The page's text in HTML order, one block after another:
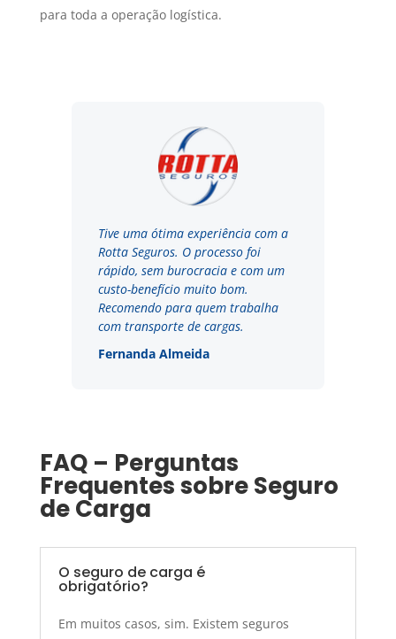
para toda a operação logística.
Tive uma ótima experiência com a
Rotta Seguros. O processo foi
rápido, sem burocracia e com um
custo-benefício muito bom.
Recomendo para quem trabalha
com transporte de cargas.
Fernanda Almeida
FAQ – Perguntas
Frequentes sobre Seguro
de Carga
O seguro de carga é
obrigatório?
Em muitos casos, sim. Existem seguros